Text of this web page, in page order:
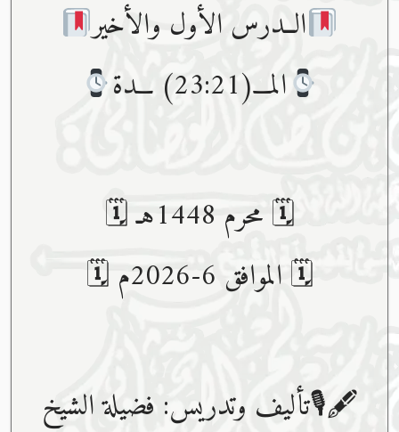
الــدرس الأول والأخير
المـــ(23:21) ـــدة
🗓 محرم 1448هـ 🗓
🗓 الموافق 6-2026م 🗓
🖋🎙تأليف وتدريس: فضيلة الشيخ